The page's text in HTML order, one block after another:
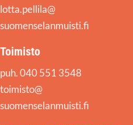
lotta.pellila@
suomenselanmuisti.fi
Toimisto
puh. 040 551 3548
toimisto@
suomenselanmuisti.fi